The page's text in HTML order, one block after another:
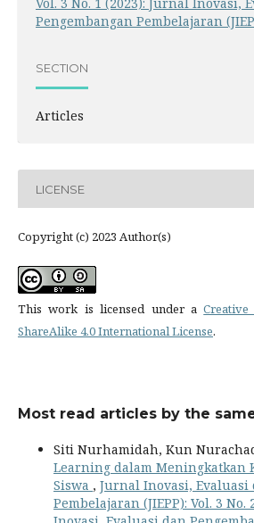
Pengembangan Pembelajaran
SECTION
Articles
LICENSE
Copyright (c) 2023 Author(s)
This work is licensed under a
ShareAlike 4.0 International License.
Most read articles by the
Siti Nurhamidah, Kun
Learning dalam Meningkatkan
Siswa , Jurnal Inovasi, Evaluasi
Pembelajaran (JIEPP): Vol. 3 No.